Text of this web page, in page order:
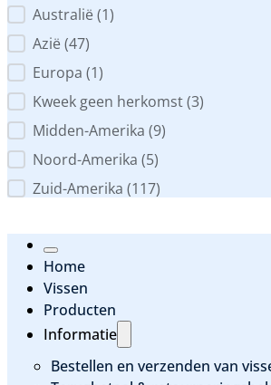
Australië (1)
Azië (47)
Europa (1)
Kweek geen herkomst(3)
Midden-Amerika (9)
Noord-Amerika (5)
Zuid-Amerika (117)
Home
Vissen
Producten
Informatie
Bestellen en verzenden van